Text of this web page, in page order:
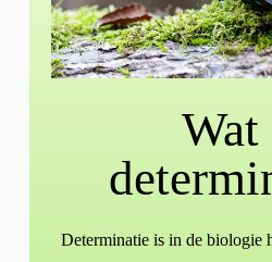
Wat
Determinatie is in de biologie